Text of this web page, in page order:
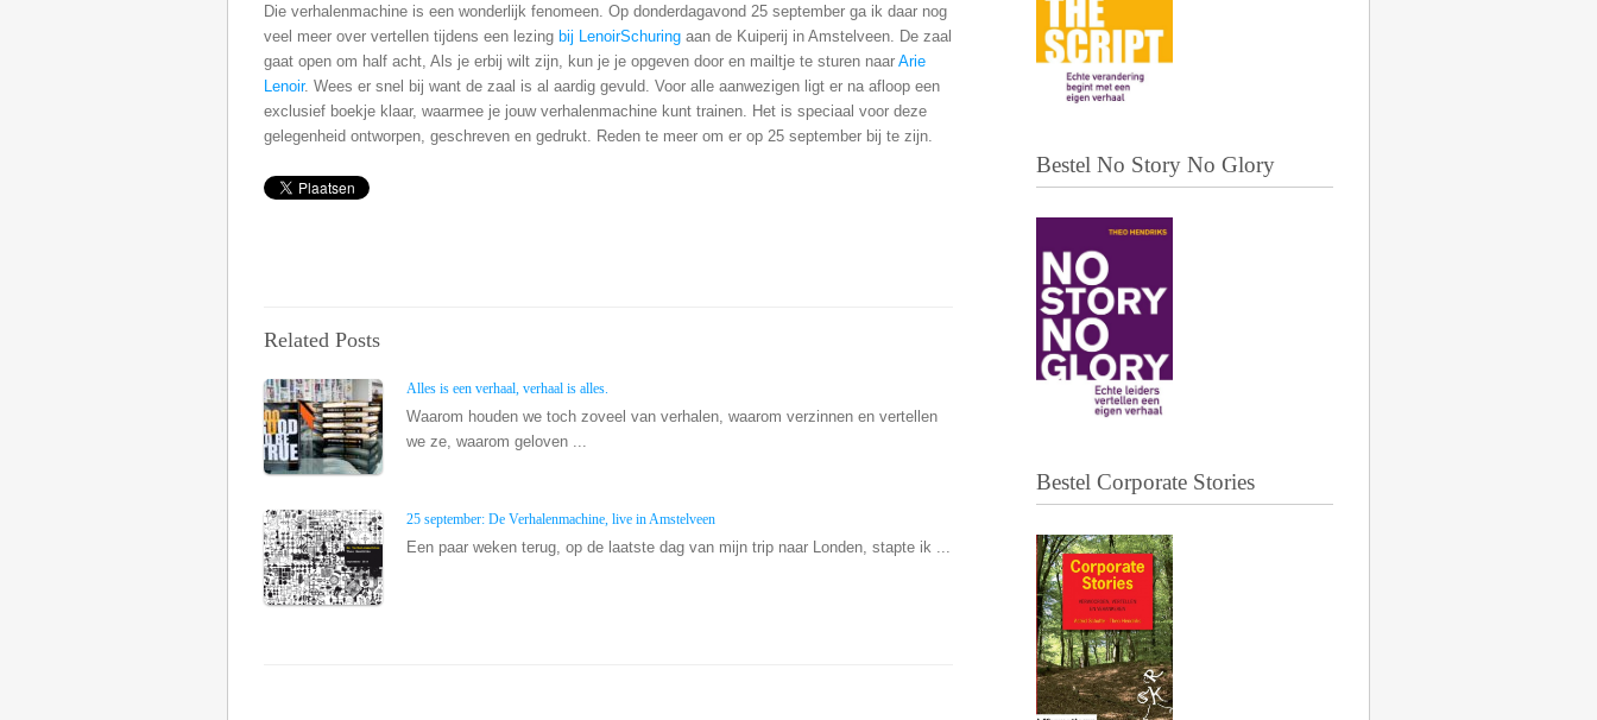
Die verhalenmachine is een wonderlijk fenomeen. Op donderdagavond 25 september ga ik daar nog
veel meer over vertellen tijdens een lezing bij LenoirSchuring aan de Kuiperij in Amstelveen. De zaal
gaat open om half acht, Als je erbij wilt zijn, kun je je opgeven door en mailtje te sturen naar Arie
Lenoir. Wees er snel bij want de zaal is al aardig gevuld. Voor alle aanwezigen ligt er na afloop een
exclusief boekje klaar, waarmee je jouw verhalenmachine kunt trainen. Het is speciaal voor deze
gelegenheid ontworpen, geschreven en gedrukt. Reden te meer om er op 25 september bij te zijn.
Related Posts
Alles is een verhaal, verhaal is alles.
Waarom houden we toch zoveel van verhalen, waarom verzinnen en vertellen
we ze, waarom geloven ...
25 september: De Verhalenmachine, live in Amstelveen
Een paar weken terug, op de laatste dag van mijn trip naar Londen, stapte ik ...
Bestel No Story No Glory
Bestel Corporate Stories